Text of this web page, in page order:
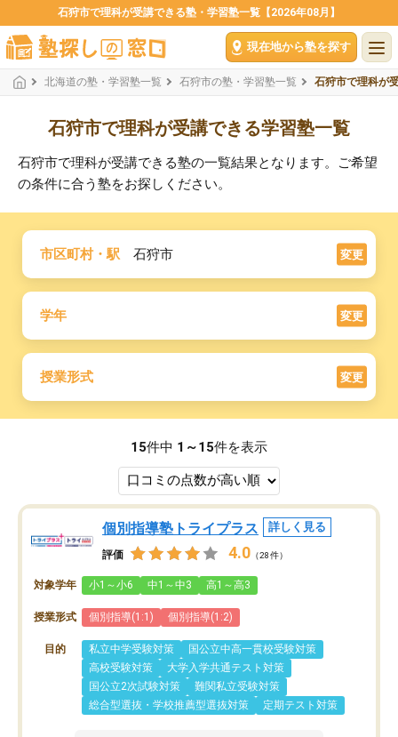
石狩市で理科が受講できる塾・学習塾一覧【2026年08月】
現在地から塾を探す
北海道の塾・学習塾一覧 石狩市の塾・学習塾一覧 石狩市で理科が
石狩市で理科が受講できる学習塾一覧
石狩市で理科が受講できる塾の一覧結果となります。ご希望
の条件に合う塾をお探しください。
市区町村・駅 石狩市 変更
学年 変更
授業形式 変更
15件中 1～15件を表示
個別指導塾トライプラス 詳しく見る
評価 4.0 （28件）
対象学年 小1～小6 中1～中3 高1～高3
授業形式 個別指導(1:1) 個別指導(1:2)
目的 私立中学受験対策
国公立中高一貫校受験対策
高校受験対策
大学入学共通テスト対策
国公立2次試験対策
難関私立受験対策
総合型選抜・学校推薦型選抜対策
定期テスト対策